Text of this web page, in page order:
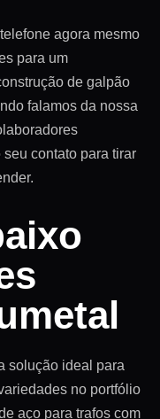
agora mesmo
para um
de galpão
falamos da nossa
contato para tirar
solução ideal para
no portfólio
aço para trafos com